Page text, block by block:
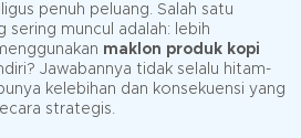
penuh peluang. Salah satu
sering muncul adalah: lebih
maklon produk kopi
Jawabannya tidak selalu hitam-
kelebihan dan konsekuensi yang
strategis.